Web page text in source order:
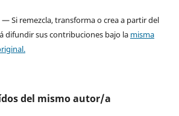
Si remezcla, transforma o crea a partir del
difundir sus contribuciones bajo la misma
del mismo autor/a